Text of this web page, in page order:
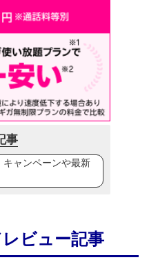
事
ャンペーンや最新
ビュー記事